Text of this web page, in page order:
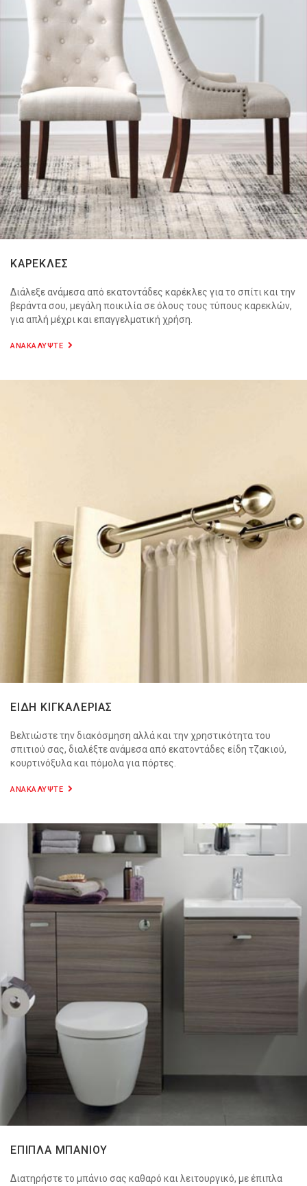
ΚΑΡΕΚΛΕΣ
Διάλεξε ανάμεσα από εκατοντάδες καρέκλες για το σπίτι και την
βεράντα σου, μεγάλη ποικιλία σε όλους τους τύπους καρεκλών,
για απλή μέχρι και επαγγελματική χρήση.
ΑΝΑΚΑΛΥΨΤΕ
ΕΙΔΗ ΚΙΓΚΑΛΕΡΙΑΣ
Βελτιώστε την διακόσμηση αλλά και την χρηστικότητα του
σπιτιού σας, διαλέξτε ανάμεσα από εκατοντάδες είδη τζακιού,
κουρτινόξυλα και πόμολα για πόρτες.
ΑΝΑΚΑΛΥΨΤΕ
ΕΠΙΠΛΑ ΜΠΑΝΙΟΥ
Διατηρήστε το μπάνιο σας καθαρό και λειτουργικό, με έπιπλα